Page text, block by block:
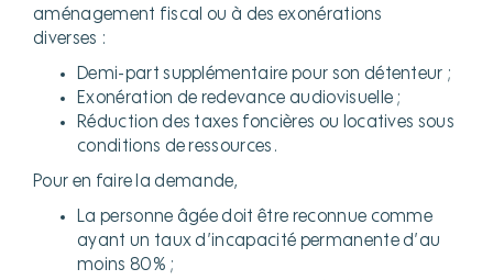
aménagement fiscal ou à des exonérations
diverses :
Demi-part supplémentaire pour son détenteur ;
Exonération de redevance audiovisuelle ;
Réduction des taxes foncières ou locatives sous
conditions de ressources.
Pour en faire la demande,
La personne âgée doit être reconnue comme
ayant un taux d’incapacité permanente d’au
moins 80% ;